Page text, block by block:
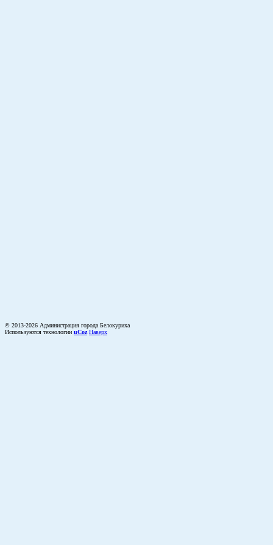
© 2013-2026 Администрация города Белокуриха
Используются технологии uCoz Наверх